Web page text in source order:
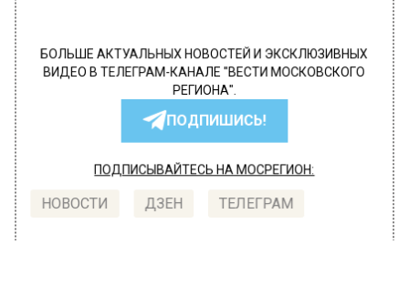
БОЛЬШЕ АКТУАЛЬНЫХ НОВОСТЕЙ И ЭКСКЛЮЗИВНЫХ
ВИДЕО В ТЕЛЕГРАМ-КАНАЛЕ "ВЕСТИ МОСКОВСКОГО
РЕГИОНА".
ПОДПИШИСЬ!
ПОДПИСЫВАЙТЕСЬ НА МОСРЕГИОН:
НОВОСТИ ДЗЕН ТЕЛЕГРАМ